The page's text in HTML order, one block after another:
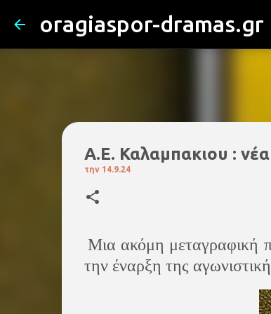
oragiaspor-dramas.gr
Α.Ε. Καλαμπακιου :
την 14.9.24
Mια ακόμη μεταγραφική
την έναρξη της